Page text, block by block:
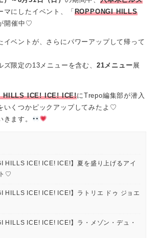
マにしたイベント、「 ROPPONGI HILLS
開催中♡
イベントが、さらにパワーアップして帰って
限定の13メニューを含む、 21メニュー展
HILLS ICE! ICE! ICE!にTrepo編集部が潜入
いくつかピックアップしてみたよ♡
ます。
HILLS ICE! ICE! ICE!】夏を盛り上げるアイ
♡
HILLS ICE! ICE! ICE!】ラトリエ ドゥ ジョエ
HILLS ICE! ICE! ICE!】ラ・メゾン・デュ・